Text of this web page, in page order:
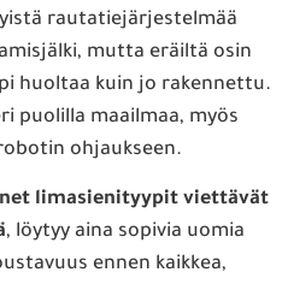
rautatiejärjestelmää
mutta eräiltä osin
huoltaa kuin jo rakennettu.
puolilla maailmaa, myös
ohjaukseen.
limasienityypit viettävät
, löytyy aina sopivia uomia
ennen kaikkea,